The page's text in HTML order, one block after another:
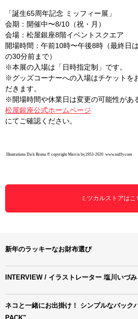
「誕生65周年記念 ミッフィー展」
会期：開催中〜8/10（祝・月）
会場：松屋銀座8階イベントスクエア
開場時間：午前10時〜午後8時（最終日
の30分前まで）
※本展の入場は「日時指定制」です。
※グッズコーナーへの入場はチケットを
だきます。
※開場時間や休業日は変更の可能性があ
松屋銀座公式ホームページ
にてご確認ください。
Illustrations Dick Bruna ©️ copyright Mercis bv,1953-2020 www.miffy.com
ミツカルストアはこ
新年のラッキーなお財布選び
INTERVIEW / イラストレーター 塩川いづみ
ネコと一緒にお出掛け！ シンプルなバック